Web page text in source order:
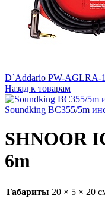
D`Addario PW-AGLRA-
Назад к товарам
Soundking BC355/5m
SHNOOR
6m
Габариты 20 × 5 × 20